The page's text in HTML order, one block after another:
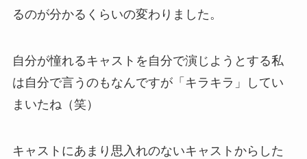
るのが分かるくらいの変わりました。
自分が憧れるキャストを自分で演じようとする私
は自分で言うのもなんですが「キラキラ」してい
まいたね（笑）
キャストにあまり思入れのないキャストからした